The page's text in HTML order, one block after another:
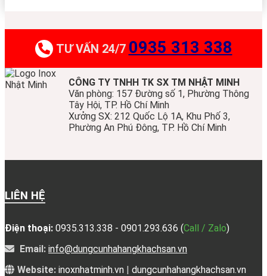
TƯ VẤN 24/7 0935 313 338
CÔNG TY TNHH TK SX TM NHẬT MINH
Văn phòng: 157 Đường số 1, Phường Thông
Tây Hội, TP. Hồ Chí Minh
Xưởng SX: 212 Quốc Lộ 1A, Khu Phố 3,
Phường An Phú Đông, TP. Hồ Chí Minh
LIÊN HỆ
Điện thoại: 0935.313.338 - 0901.293.636 (Call / Zalo)
Email: info@dungcunhahangkhachsan.vn
Website: inoxnhatminh.vn | dungcunhahangkhachsan.vn